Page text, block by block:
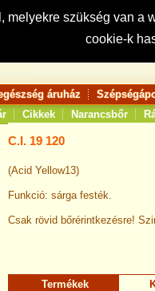
melyekre szükség van
cookie-k
Keresés:
áruház
Cikkek Narancsbőr
C.I. 19 120
(Acid Yellow13)
Funkció: sárga festék.
Csak rövid bőrérintkezésre!
Termékek